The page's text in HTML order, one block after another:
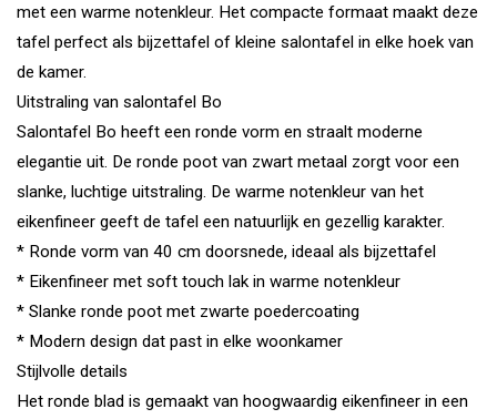
met een warme notenkleur. Het compacte formaat maakt deze
tafel perfect als bijzettafel of kleine salontafel in elke hoek van
de kamer.
Uitstraling van salontafel Bo
Salontafel Bo heeft een ronde vorm en straalt moderne
elegantie uit. De ronde poot van zwart metaal zorgt voor een
slanke, luchtige uitstraling. De warme notenkleur van het
eikenfineer geeft de tafel een natuurlijk en gezellig karakter.
* Ronde vorm van 40 cm doorsnede, ideaal als bijzettafel
* Eikenfineer met soft touch lak in warme notenkleur
* Slanke ronde poot met zwarte poedercoating
* Modern design dat past in elke woonkamer
Stijlvolle details
Het ronde blad is gemaakt van hoogwaardig eikenfineer in een